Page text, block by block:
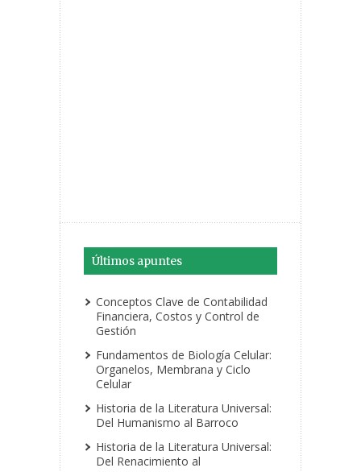
Últimos apuntes
Conceptos Clave de Contabilidad
Financiera, Costos y Control de
Gestión
Fundamentos de Biología Celular:
Organelos, Membrana y Ciclo
Celular
Historia de la Literatura Universal:
Del Humanismo al Barroco
Historia de la Literatura Universal:
Del Renacimiento al